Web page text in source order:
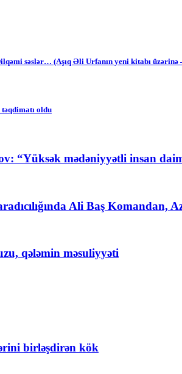
səslər… (Aşıq Əli Urfanın yeni kitabı üzərinə
oldu
“Yüksək mədəniyyətli insan
Ali Baş Komandan,
qələmin məsuliyyəti
birləşdirən kök